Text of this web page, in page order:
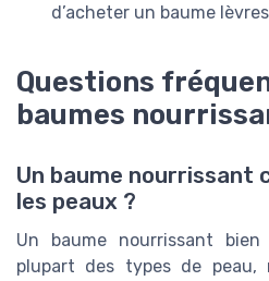
d’acheter un baume
Questions
baumes
Un baume nourrissant
les peaux ?
Un baume nourrissant
plupart des types de peau,